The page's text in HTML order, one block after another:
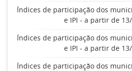
Índices de participação dos
e IPI - a partir de
Índices de participação dos
e IPI - a partir de
Índices de participação dos